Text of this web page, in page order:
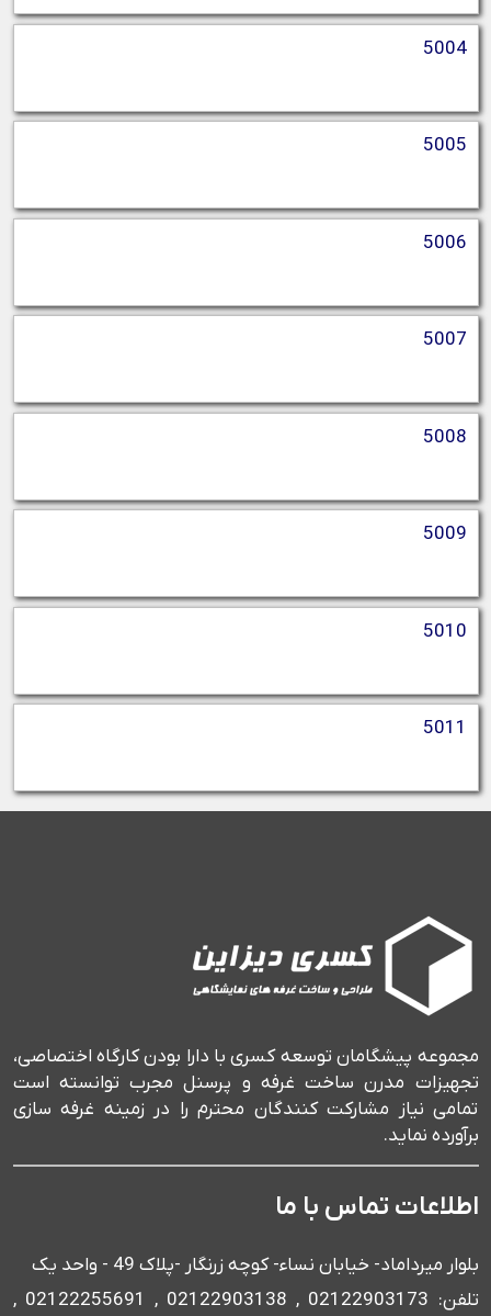
5004
5005
5006
5007
5008
5009
5010
5011
مجموعه پیشگامان توسعه کسری با دارا بودن کارگاه اختصاصی،
تجهیزات مدرن ساخت غرفه و پرسنل مجرب توانسته است
تمامی نیاز مشارکت کنندگان محترم را در زمینه غرفه سازی
برآورده نماید.
اطلاعات تماس با ما
بلوار میرداماد- خیابان نساء- کوچه زرنگار -پلاک 49 - واحد یک
تلفن: 02122903173 , 02122903138 , 02122255691 ,